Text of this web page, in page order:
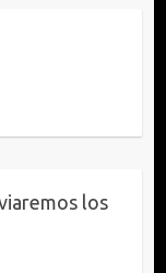
los